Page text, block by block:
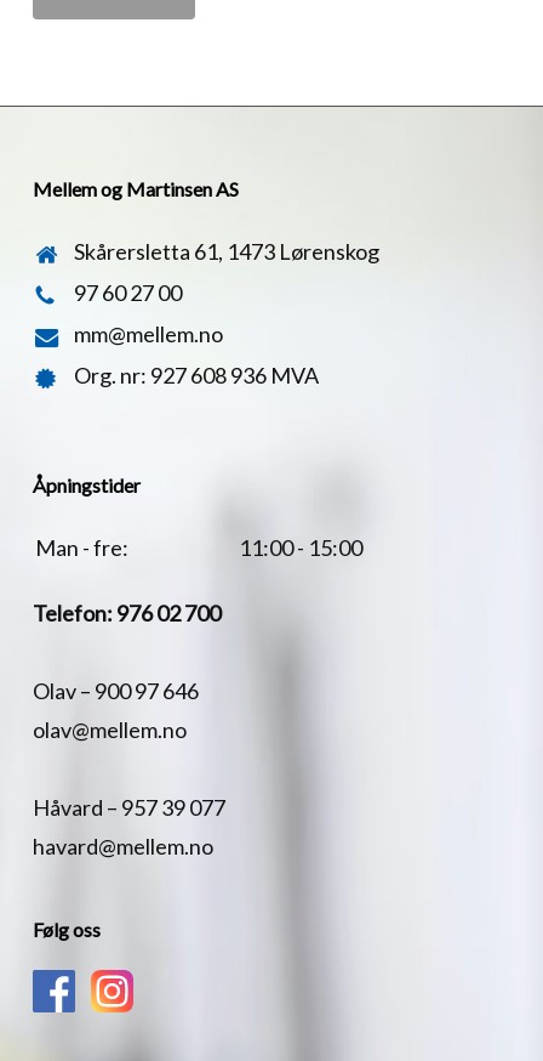
Mellem og Martinsen AS
Skårersletta 61, 1473 Lørenskog
97 60 27 00
mm@mellem.no
Org. nr: 927 608 936 MVA
Åpningstider
Man - fre: 11:00 - 15:00
Telefon: 976 02 700
Olav – 900 97 646
olav@mellem.no
Håvard – 957 39 077
havard@mellem.no
Følg oss